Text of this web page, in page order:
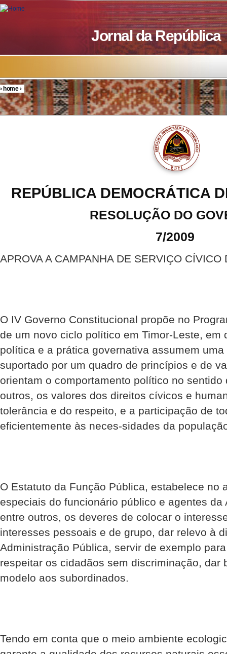
Skip to main content
Jornal da República
You are here
›home›
REPÚBLICA DEMOCRÁTICA
RESOLUÇÃO DO
7/2009
APROVA A CAMPANHA DE SERVIÇO CÍVICO
O IV Governo Constitucional propõe no
de um novo ciclo político em Timor-Leste, em
política e a prática governativa assumem
suportado por um quadro de princípios e de
orientam o comportamento político no sentido
outros, os valores dos direitos cívicos e
tolerância e do respeito, e a participação de
eficientemente às neces-sidades da
O Estatuto da Função Pública, estabelece no
especiais do funcionário público e agentes da
entre outros, os deveres de colocar o
interesses pessoais e de grupo, dar relevo à
Administração Pública, servir de exemplo
respeitar os cidadãos sem discriminação, dar
modelo aos subordinados.
Tendo em conta que o meio ambiente